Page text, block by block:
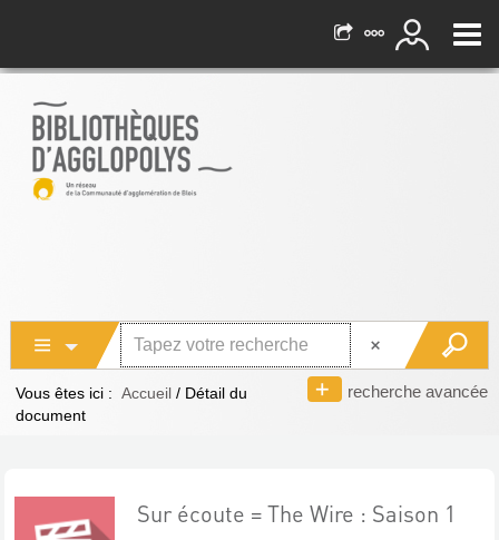
recherche avancée
Vous êtes ici : Accueil / Détail du
document
Sur écoute = The Wire : Saison 1